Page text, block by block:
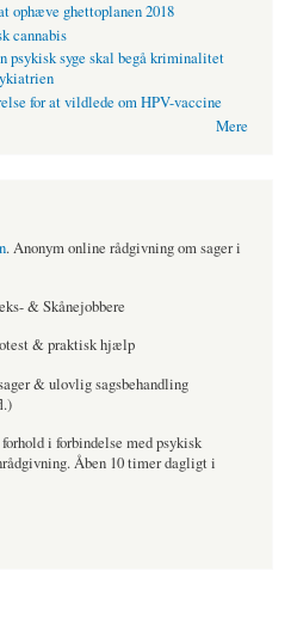
ophæve ghettoplanen 2018
cannabis
psykisk syge skal begå kriminalitet
for at vildlede om HPV-vaccine
Mere
. Anonym online rådgivning om sager i
& Skånejobbere
& praktisk hjælp
& ulovlig sagsbehandling
i forbindelse med psykisk
Åben 10 timer dagligt i